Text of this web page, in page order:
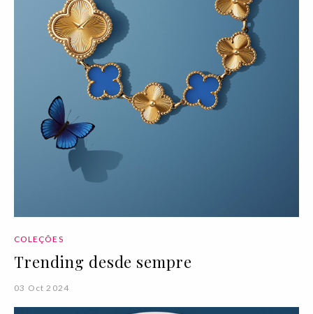
COLEÇÕES
Trending desde sempre
03 Oct 2024